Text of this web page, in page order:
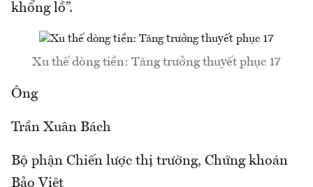
khổng lồ”.
Xu thế dòng tiền: Tăng trưởng thuyết phục 17
Ông
Trần Xuân Bách
Bộ phận Chiến lược thị trường, Chứng khoán
Bảo Việt